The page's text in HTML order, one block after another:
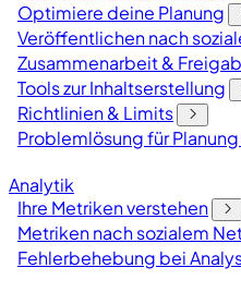
Optimiere deine Planung
Veröffentlichen nach
Zusammenarbeit &
Tools zur Inhaltserstellung
Richtlinien & Limits
Problemlösung für
Analytik
Ihre Metriken verstehen
Metriken nach sozialem
Fehlerbehebung bei